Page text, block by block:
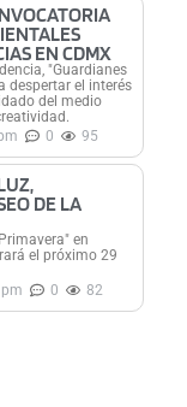
EN CDMX
"Guardianes
despertar el interés
del medio
0 95
DE LA
en
el próximo 29
0 82